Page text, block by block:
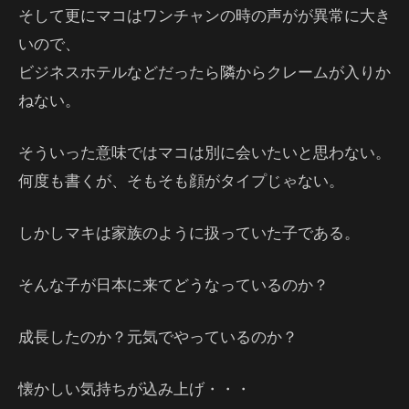
そして更にマコはワンチャンの時の声がが異常に大き
いので、
ビジネスホテルなどだったら隣からクレームが入りか
ねない。
そういった意味ではマコは別に会いたいと思わない。
何度も書くが、そもそも顔がタイプじゃない。
しかしマキは家族のように扱っていた子である。
そんな子が日本に来てどうなっているのか？
成長したのか？元気でやっているのか？
懐かしい気持ちが込み上げ・・・